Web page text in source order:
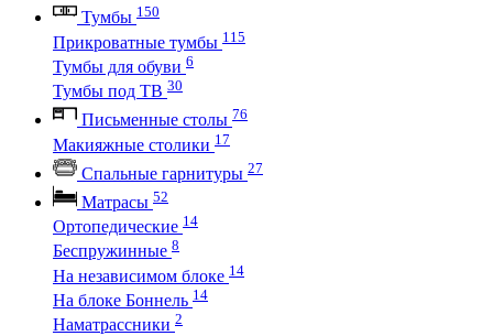
Тумбы 150
Прикроватные тумбы 115
Тумбы для обуви 6
Тумбы под ТВ 30
Письменные столы 76
Макияжные столики 17
Спальные гарнитуры 27
Матрасы 52
Ортопедические 14
Беспружинные 8
На независимом блоке 14
На блоке Боннель 14
Наматрассники 2